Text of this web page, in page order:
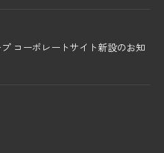
コーポレートサイト新設のお知